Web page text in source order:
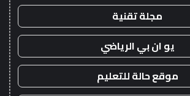
مجلة تقنية
يو ان بي الرياضي
موقع حالة للتعليم